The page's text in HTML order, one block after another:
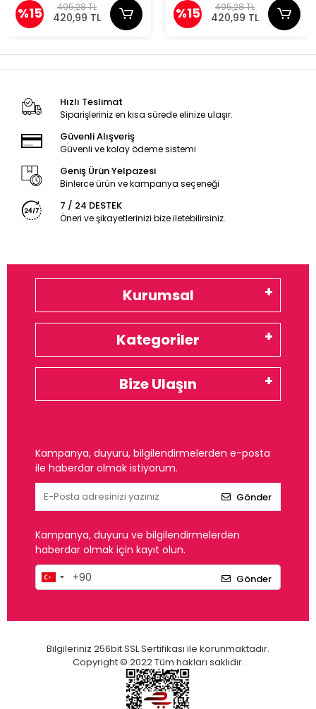
Detaylı Küpe
%15 495,28 TL
420,99 TL
Detaylı Küpe
%15 495,28 TL
420,99 TL
Hızlı Teslimat
Siparişleriniz en kısa sürede elinize ulaşır.
Güvenli Alışveriş
Güvenli ve kolay ödeme sistemi
Geniş Ürün Yelpazesi
Binlerce ürün ve kampanya seçeneği
7 / 24 DESTEK
Öneri ve şikayetlerinizi bize iletebilirsiniz.
Kurumsal
Kategoriler
Bize Ulaşın
Kampanya, duyuru, bilgilendirmelerden e-posta
ile haberdar olmak istiyorum.
Gönder
Kampanya, duyuru ve bilgilendirmelerden
haberdar olmak için kayıt olun.
Gönder
Bilgileriniz 256bit SSL Sertifikası ile korunmaktadır.
Copyright © 2022 Tüm hakları saklıdır.